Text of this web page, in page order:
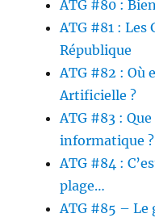
ATG #80 :
ATG #81 : Les
République
ATG #82 : Où
Artificielle ?
ATG #83 :
informatique ?
ATG #84 :
plage…
ATG #85 – Le